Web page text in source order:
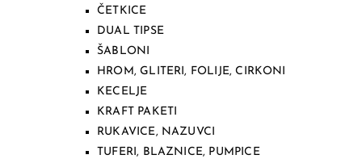
ČETKICE
DUAL TIPSE
ŠABLONI
HROM, GLITERI, FOLIJE, CIRKONI
KECELJE
KRAFT PAKETI
RUKAVICE, NAZUVCI
TUFERI, BLAZNICE, PUMPICE